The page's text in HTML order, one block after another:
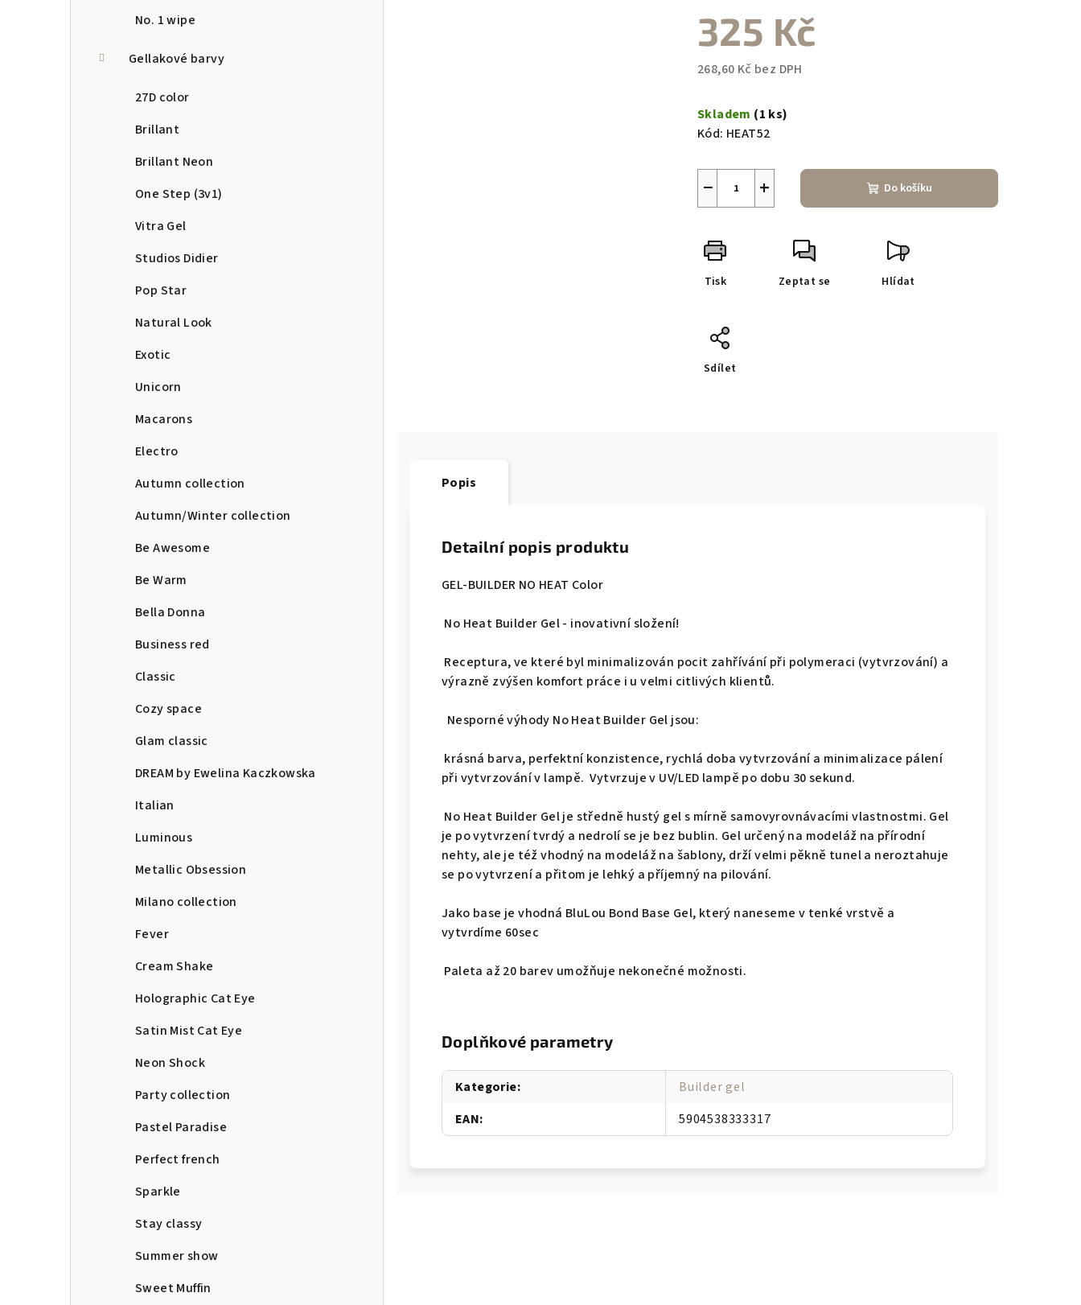
No. 1 wipe
Gellakové barvy
27D color
Brillant
Brillant Neon
One Step (3v1)
Vitra Gel
Studios Didier
Pop Star
Natural Look
Exotic
Unicorn
Macarons
Electro
Autumn collection
Autumn/Winter collection
Be Awesome
Be Warm
Bella Donna
Business red
Classic
Cozy space
Glam classic
DREAM by Ewelina Kaczkowska
Italian
Luminous
Metallic Obsession
Milano collection
Fever
Cream Shake
Holographic Cat Eye
Satin Mist Cat Eye
Neon Shock
Party collection
Pastel Paradise
Perfect french
Sparkle
Stay classy
Summer show
Sweet Muffin
325 Kč
268,60 Kč bez DPH
cena:
Skladem (1 ks)
Kód: HEAT52
+
− Do košíku
Tisk Zeptat se Hlídat
Sdílet
Popis
Detailní popis produktu
GEL-BUILDER NO HEAT Color
No Heat Builder Gel - inovativní složení!
Receptura, ve které byl minimalizován pocit zahřívání při polymeraci (vytvrzování) a
výrazně zvýšen komfort práce i u velmi citlivých klientů.
Nesporné výhody No Heat Builder Gel jsou:
krásná barva, perfektní konzistence, rychlá doba vytvrzování a minimalizace pálení
při vytvrzování v lampě. Vytvrzuje v UV/LED lampě po dobu 30 sekund.
No Heat Builder Gel je středně hustý gel s mírně samovyrovnávacími vlastnostmi. Gel
je po vytvrzení tvrdý a nedrolí se je bez bublin. Gel určený na modeláž na přírodní
nehty, ale je též vhodný na modeláž na šablony, drží velmi pěkně tunel a neroztahuje
se po vytvrzení a přitom je lehký a příjemný na pilování.
Jako base je vhodná BluLou Bond Base Gel, který naneseme v tenké vrstvě a
vytvrdíme 60sec
Paleta až 20 barev umožňuje nekonečné možnosti.
Doplňkové parametry
Kategorie:
Builder gel
EAN: 5904538333317